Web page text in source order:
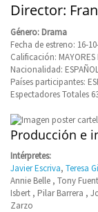
Director:
Género: Drama
Fecha de estreno: 16-
Calificación: MAYORES
Nacionalidad:
Países participantes:
Espectadores Totales
Producción e
Intérpretes:
Javier Escriva, Teresa
Annie Belle , Tony
Isbert , Pilar Barrera ,
Zarzo